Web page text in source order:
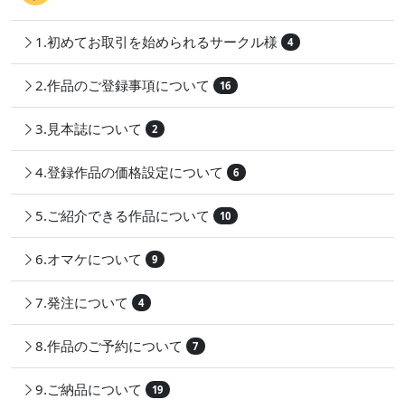
1.初めてお取引を始められるサークル様 4
2.作品のご登録事項について 16
3.見本誌について 2
4.登録作品の価格設定について 6
5.ご紹介できる作品について 10
6.オマケについて 9
7.発注について 4
8.作品のご予約について 7
9.ご納品について 19